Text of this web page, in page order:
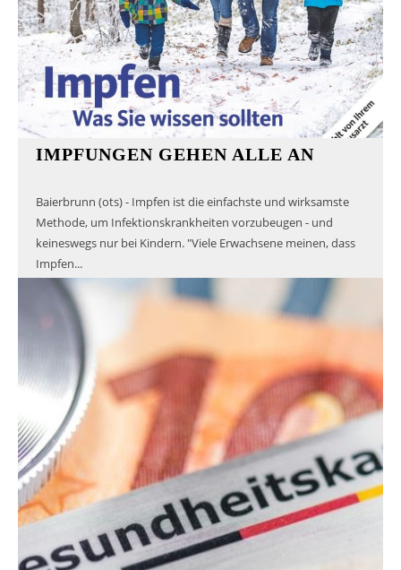
IMPFUNGEN GEHEN ALLE AN
Baierbrunn (ots) - Impfen ist die einfachste und wirksamste
Methode, um Infektionskrankheiten vorzubeugen - und
keineswegs nur bei Kindern. "Viele Erwachsene meinen, dass
Impfen...